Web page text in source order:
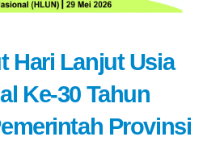
Hari Lanjut Usia
Ke-30 Tahun
Provinsi